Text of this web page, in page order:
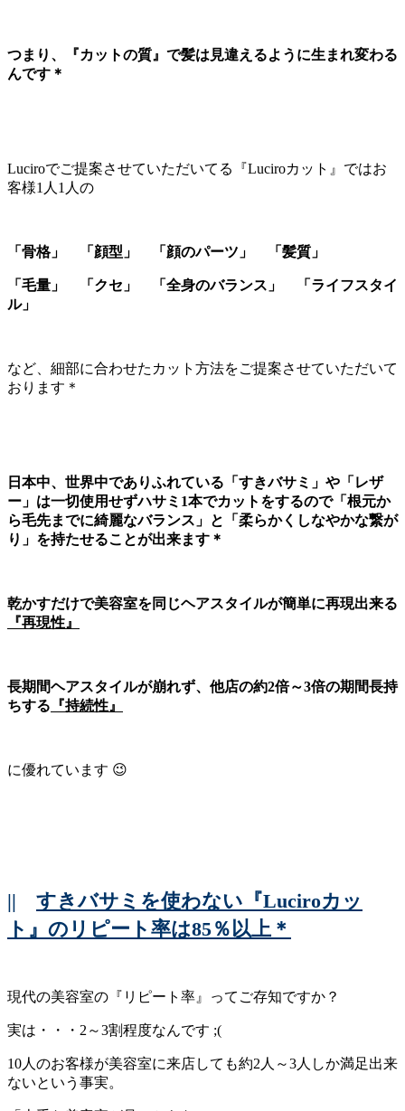
つまり、『カットの質』で髪は見違えるように生まれ変わる
んです＊
Luciroでご提案させていただいてる『Luciroカット』ではお
客様1人1人の
「骨格」 「顔型」 「顔のパーツ」 「髪質」
「毛量」 「クセ」 「全身のバランス」 「ライフスタイ
ル」
など、細部に合わせたカット方法をご提案させていただいて
おります＊
日本中、世界中でありふれている「すきバサミ」や「レザ
ー」は一切使用せずハサミ1本でカットをするので「根元か
ら毛先までに綺麗なバランス」と「柔らかくしなやかな繋が
り」を持たせることが出来ます＊
乾かすだけで美容室を同じヘアスタイルが簡単に再現出来る
『再現性』
長期間ヘアスタイルが崩れず、他店の約2倍～3倍の期間長持
ちする 『持続性』
に優れています 😉
|| すきバサミを使わない『Luciroカッ
ト』のリピート率は85％以上＊
現代の美容室の『リピート率』ってご存知ですか？
実は・・・2～3割程度なんです ;(
10人のお客様が美容室に来店しても約2人～3人しか満足出来
ないという事実。